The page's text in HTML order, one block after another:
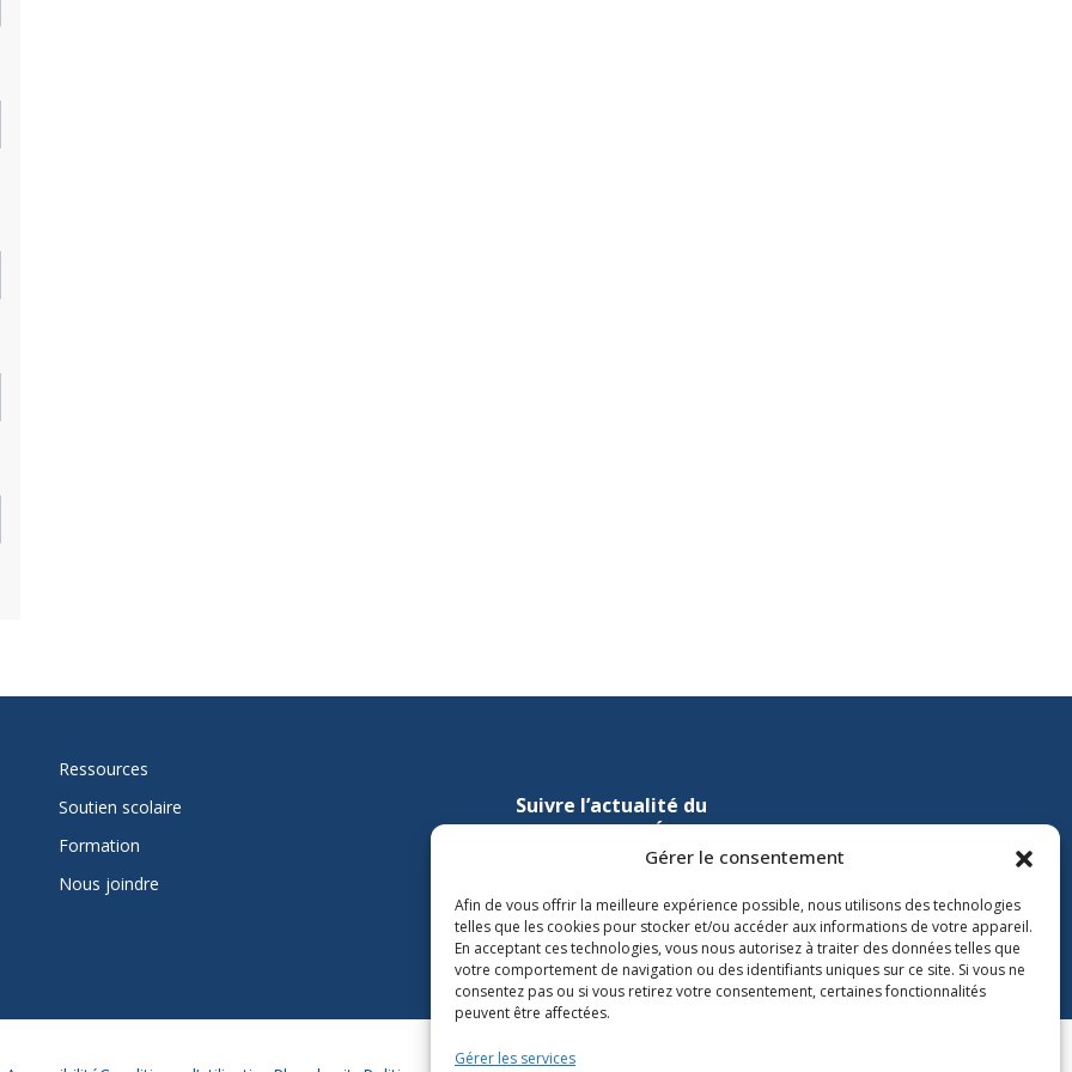
Gérer le consentement
Afin de vous offrir la meilleure expérience possible, nous utilisons des technologies
telles que les cookies pour stocker et/ou accéder aux informations de votre appareil.
En acceptant ces technologies, vous nous autorisez à traiter des données telles que
votre comportement de navigation ou des identifiants uniques sur ce site. Si vous ne
consentez pas ou si vous retirez votre consentement, certaines fonctionnalités
peuvent être affectées.
Gérer les services
Ressources
Soutien scolaire
Formation
Nous joindre
Suivre l’actualité du
ministère de l’Éducation sur
Lien vers Youtube